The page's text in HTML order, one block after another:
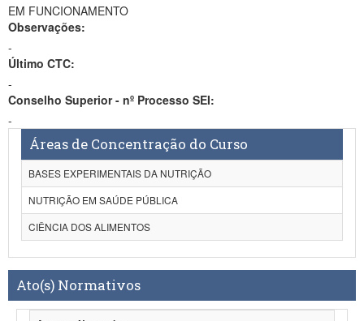
EM FUNCIONAMENTO
Observações:
-
Último CTC:
-
Conselho Superior - nº Processo SEI:
-
Áreas de Concentração do Curso
BASES EXPERIMENTAIS DA NUTRIÇÃO
NUTRIÇÃO EM SAÚDE PÚBLICA
CIÊNCIA DOS ALIMENTOS
Ato(s) Normativos